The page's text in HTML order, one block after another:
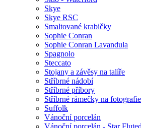
Skye
Skye RSC
Smaltované krabičky
Sophie Conran
Sophie Conran Lavandula
Spagnolo
Steccato
Stojany a závěsy na talíře
Stříbrné nádobí
Stříbrné příbory
Stříbrné rámečky na fotografie
Suffolk
Vánoční porcelán
Vánoční porcelán - Star